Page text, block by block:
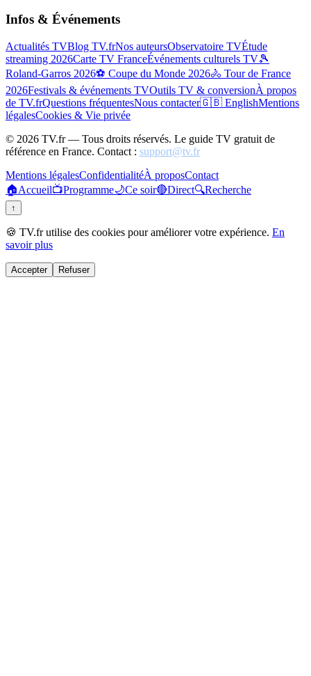
Infos & Événements
Actualités TVBlog TV.frNos auteursObservatoire TVÉtude
streaming 2026Carte TV FranceÉvénements culturels TV🎾
Roland-Garros 2026⚽ Coupe du Monde 2026🚴 Tour de France
2026Festivals & événements TVOutils TV & conversionÀ propos
de TV.frQuestions fréquentesNous contacter🇬🇧 EnglishMentions
légalesCookies & Vie privée
© 2026 TV.fr — Tous droits réservés. Le guide TV gratuit de
référence en France. Contact : support@tv.fr
Mentions légalesConfidentialitéÀ proposContact
🏠Accueil📺Programme🌙Ce soir🔴Direct🔍Recherche
↑
🍪 TV.fr utilise des cookies pour améliorer votre expérience. En
savoir plus
Accepter Refuser